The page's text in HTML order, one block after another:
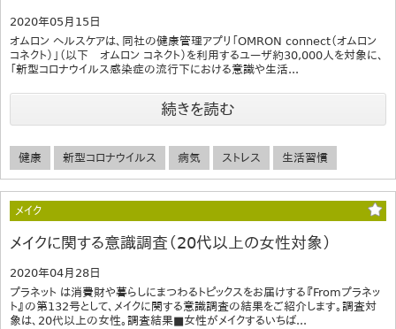
2020年05月15日
オムロン ヘルスケアは、同社の健康管理アプリ「OMRON connect（オムロン
コネクト）」（以下 オムロン コネクト）を利用するユーザ約30,000人を対象に、
「新型コロナウイルス感染症の流行下における意識や生活...
続きを読む
健康 新型コロナウイルス 病気 ストレス 生活習慣
メイク
メイクに関する意識調査（20代以上の女性対象）
2020年04月28日
プラネット は消費財や暮らしにまつわるトピックスをお届けする『Fromプラネッ
ト』の第132号として、メイクに関する意識調査の結果をご紹介します。調査対
象は、20代以上の女性。調査結果■女性がメイクするいちば...